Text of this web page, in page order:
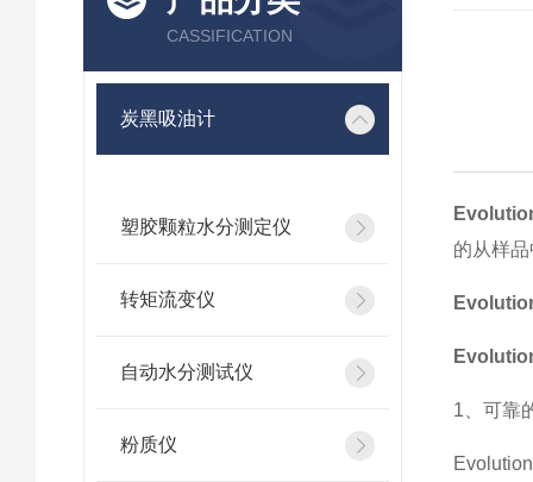
CASSIFICATION
炭黑吸油计
塑胶颗粒水分测定仪
转矩流变仪
自动水分测试仪
粉质仪
的从样
1、可靠